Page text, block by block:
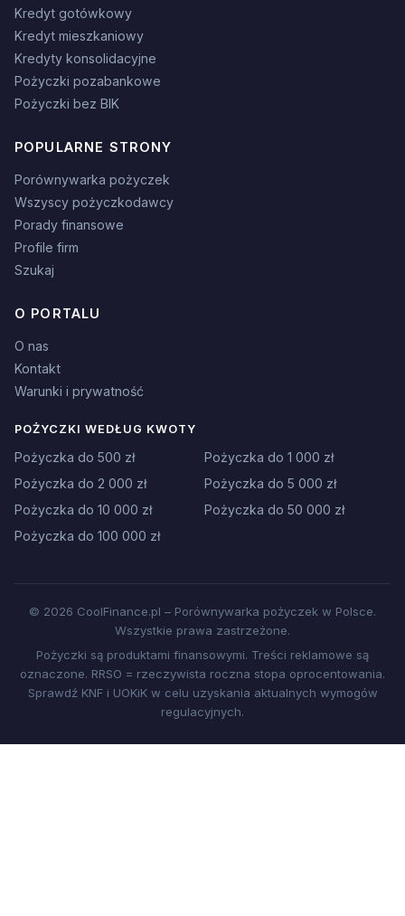
Kredyt gotówkowy
Kredyt mieszkaniowy
Kredyty konsolidacyjne
Pożyczki pozabankowe
Pożyczki bez BIK
POPULARNE STRONY
Porównywarka pożyczek
Wszyscy pożyczkodawcy
Porady finansowe
Profile firm
Szukaj
O PORTALU
O nas
Kontakt
Warunki i prywatność
POŻYCZKI WEDŁUG KWOTY
Pożyczka do 500 zł
Pożyczka do 1 000 zł
Pożyczka do 2 000 zł
Pożyczka do 5 000 zł
Pożyczka do 10 000 zł
Pożyczka do 50 000 zł
Pożyczka do 100 000 zł
© 2026 CoolFinance.pl – Porównywarka pożyczek w Polsce.
Wszystkie prawa zastrzeżone.
Pożyczki są produktami finansowymi. Treści reklamowe są
oznaczone. RRSO = rzeczywista roczna stopa oprocentowania.
Sprawdź KNF i UOKiK w celu uzyskania aktualnych wymogów
regulacyjnych.